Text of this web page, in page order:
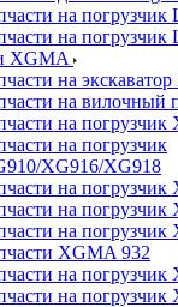
на
на
XGMA
на
на вилочный
на
на погрузчик
XG916/XG918
на
на
на
XGMA 932
на
на